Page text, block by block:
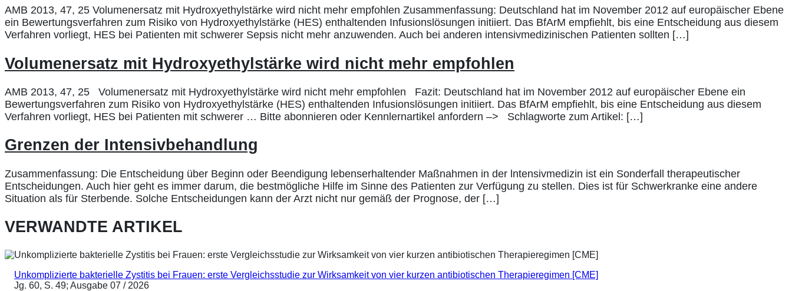
AMB 2013, 47, 25 Volumenersatz mit Hydroxyethylstärke wird nicht mehr empfohlen Zusammenfassung: Deutschland hat im November 2012 auf europäischer Ebene
ein Bewertungsverfahren zum Risiko von Hydroxyethylstärke (HES) enthaltenden Infusionslösungen initiiert. Das BfArM empfiehlt, bis eine Entscheidung aus diesem
Verfahren vorliegt, HES bei Patienten mit schwerer Sepsis nicht mehr anzuwenden. Auch bei anderen intensivmedizinischen Patienten sollten […]
Volumenersatz mit Hydroxyethylstärke wird nicht mehr empfohlen
AMB 2013, 47, 25 Volumenersatz mit Hydroxyethylstärke wird nicht mehr empfohlen Fazit: Deutschland hat im November 2012 auf europäischer Ebene ein
Bewertungsverfahren zum Risiko von Hydroxyethylstärke (HES) enthaltenden Infusionslösungen initiiert. Das BfArM empfiehlt, bis eine Entscheidung aus diesem
Verfahren vorliegt, HES bei Patienten mit schwerer … Bitte abonnieren oder Kennlernartikel anfordern –> Schlagworte zum Artikel: […]
Grenzen der Intensivbehandlung
Zusammenfassung: Die Entscheidung über Beginn oder Beendigung lebenserhaltender Maßnahmen in der lntensivmedizin ist ein Sonderfall therapeutischer
Entscheidungen. Auch hier geht es immer darum, die bestmögliche Hilfe im Sinne des Patienten zur Verfügung zu stellen. Dies ist für Schwerkranke eine andere
Situation als für Sterbende. Solche Entscheidungen kann der Arzt nicht nur gemäß der Prognose, der […]
VERWANDTE ARTIKEL
Unkomplizierte bakterielle Zystitis bei Frauen: erste Vergleichsstudie zur Wirksamkeit von vier kurzen antibiotischen Therapieregimen [CME]
Jg. 60, S. 49; Ausgabe 07 / 2026